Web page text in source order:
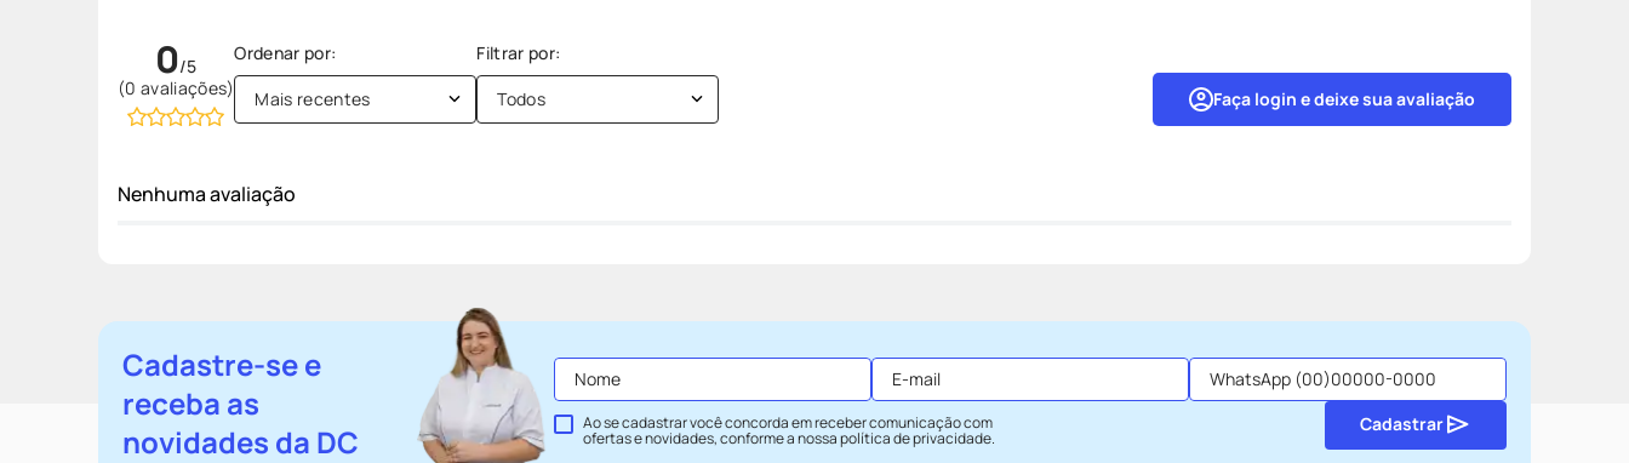
0
(0 avaliações) Faça login e deixe sua avaliação
Mais recentes Todos
Nenhuma avaliação
Cadastre-se e
receba as
novidades da DC
Ao se cadastrar você concorda em receber comunicação com
ofertas e novidades, conforme a nossapolítica de privacidade.
Cadastrar